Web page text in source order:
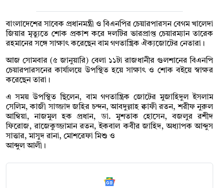
বাংলাদেশের সাবেক প্রধানমন্ত্রী ও বিএনপির চেয়ারপারসন বেগম খালেদা
জিয়ার মৃত্যুতে শোক প্রকাশ করে দলটির ভারপ্রাপ্ত চেয়ারম্যান তারেক
রহমানের সঙ্গে সাক্ষাৎ করেছেন বাম গণতান্ত্রিক ঐক্যজোটের নেতারা।
আজ সোমবার (৫ জানুয়ারি) বেলা ১১টা রাজধানীর গুলশানের বিএনপি
চেয়ারপারসনের কার্যালয়ে উপস্থিত হয়ে সাক্ষাৎ ও শোক বইয়ে স্বাক্ষর
করেছেন তারা।
এ সময় উপস্থিত ছিলেন, বাম গণতান্ত্রিক জোটের মুজাহিদুল ইসলাম
সেলিম, কাজী সাজ্জাদ জহির চন্দন, আবদুল্লাহ ক্বাফী রতন, শরীফ নুরুল
আম্বিয়া, নাজমুল হক প্রধান, ডা. মুশতাক হোসেন, বজলুর রশীদ
ফিরোজ, রাজেকুজ্জামান রতন, ইকবাল কবীর জাহিদ, অধ্যাপক আব্দুস
সাত্তার, মাসুদ রানা, মোশরেফা মিশু ও
আব্দুল আলী।